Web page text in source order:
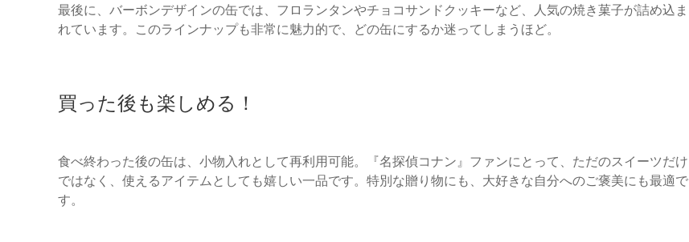
最後に、バーボンデザインの缶では、フロランタンやチョコサンドクッキーなど、人気の焼き菓子が詰め込ま
れています。このラインナップも非常に魅力的で、どの缶にするか迷ってしまうほど。
買った後も楽しめる！
食べ終わった後の缶は、小物入れとして再利用可能。『名探偵コナン』ファンにとって、ただのスイーツだけ
ではなく、使えるアイテムとしても嬉しい一品です。特別な贈り物にも、大好きな自分へのご褒美にも最適で
す。